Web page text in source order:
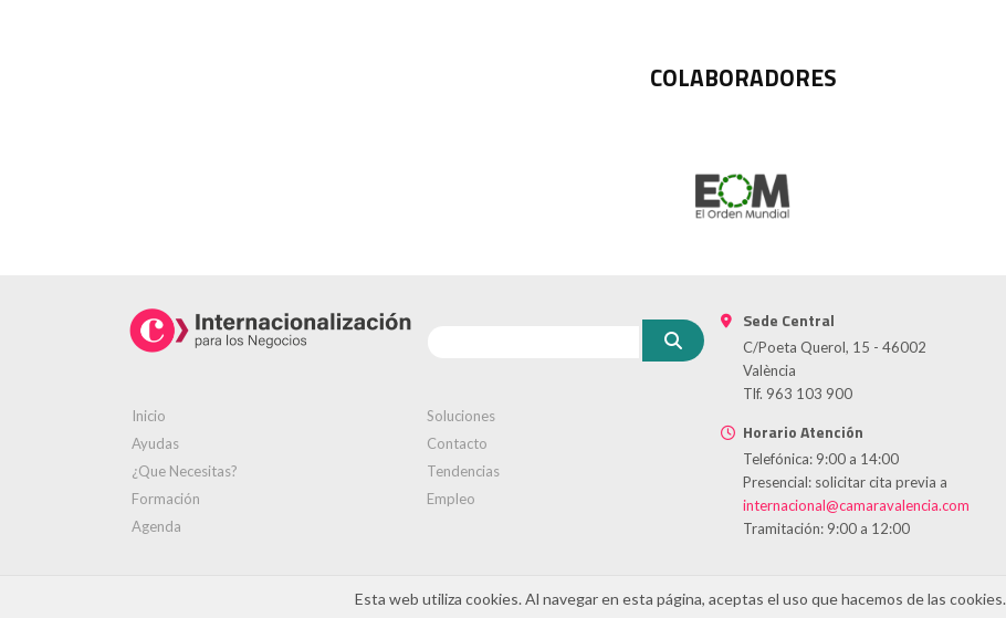
COLABORADORES
Inicio
Soluciones
Ayudas
Contacto
¿Que Necesitas?
Tendencias
Formación
Empleo
Agenda
Sede Central
C/Poeta Querol, 15 - 46002
València
Tlf. 963 103 900
Horario Atención
Telefónica: 9:00 a 14:00
Presencial: solicitar cita previa a
internacional@camaravalencia.com
Tramitación: 9:00 a 12:00
Política de privacidad
Esta web utiliza cookies. Al navegar en esta página, aceptas el uso que hacemos de las cookies.